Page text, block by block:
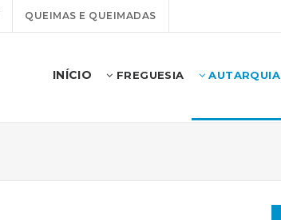
QUEIMAS E QUEIMADAS
INÍCIO FREGUESIA AUTARQUIA